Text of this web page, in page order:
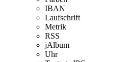
IBAN
Laufschrift
Metrik
RSS
jAlbum
Uhr